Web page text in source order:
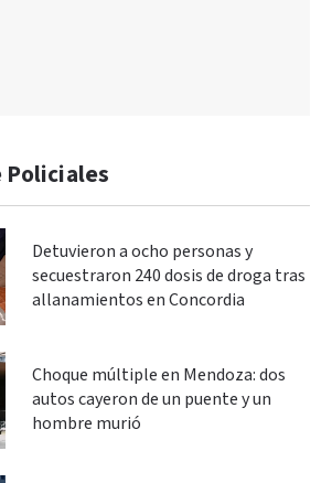
Policiales
Detuvieron a ocho personas y
secuestraron 240 dosis de droga tras
allanamientos en Concordia
Choque múltiple en Mendoza: dos
autos cayeron de un puente y un
hombre murió